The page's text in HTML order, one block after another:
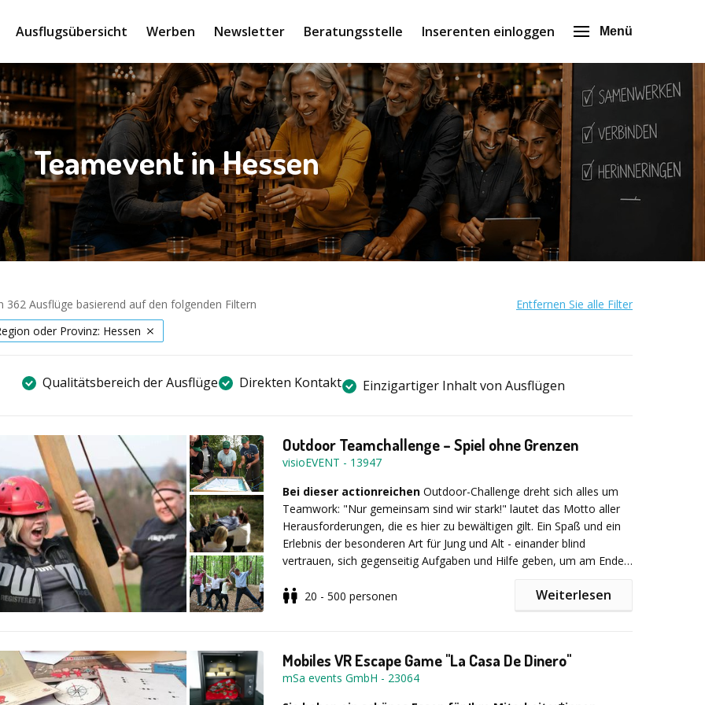
Ausflugsübersicht Werben Newsletter Beratungsstelle Inserenten einloggen Menü
Teamevent in Hessen
362 Ausflüge basierend auf den folgenden Filtern
Entfernen Sie alle Filter
oder Provinz: Hessen
Qualitätsbereich der Ausflüge Direkten Kontakt Einzigartiger Inhalt von Ausflügen
Outdoor Teamchallenge – Spiel ohne Grenzen
visioEVENT - 13947
Bei dieser actionreichen Outdoor-Challenge dreht sich alles um
Teamwork: "Nur gemeinsam sind wir stark!" lautet das Motto aller
Herausforderungen, die es hier zu bewältigen gilt. Ein Spaß und ein
Erlebnis der besonderen Art für Jung und Alt - einander blind
vertrauen, sich gegenseitig Aufgaben und Hilfe geben, um am Ende
lösen Rätsel. Ob sportlich, kreativ oder ausgeklügelt, alle Aufgaben
müssen gemeistert werden. Wir können sie individuell für Sie
gestalten und kombinieren, von einfach bis komplex - für jeden ist
20 - 500 personen Weiterlesen
Mobiles VR Escape Game "La Casa De Dinero"
mSa events GmbH - 23064